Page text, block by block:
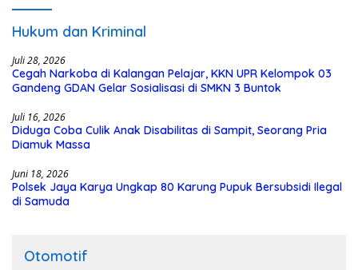
Hukum dan Kriminal
Juli 28, 2026
Cegah Narkoba di Kalangan Pelajar, KKN UPR Kelompok 03
Gandeng GDAN Gelar Sosialisasi di SMKN 3 Buntok
Juli 16, 2026
Diduga Coba Culik Anak Disabilitas di Sampit, Seorang Pria
Diamuk Massa
Juni 18, 2026
Polsek Jaya Karya Ungkap 80 Karung Pupuk Bersubsidi Ilegal
di Samuda
Otomotif